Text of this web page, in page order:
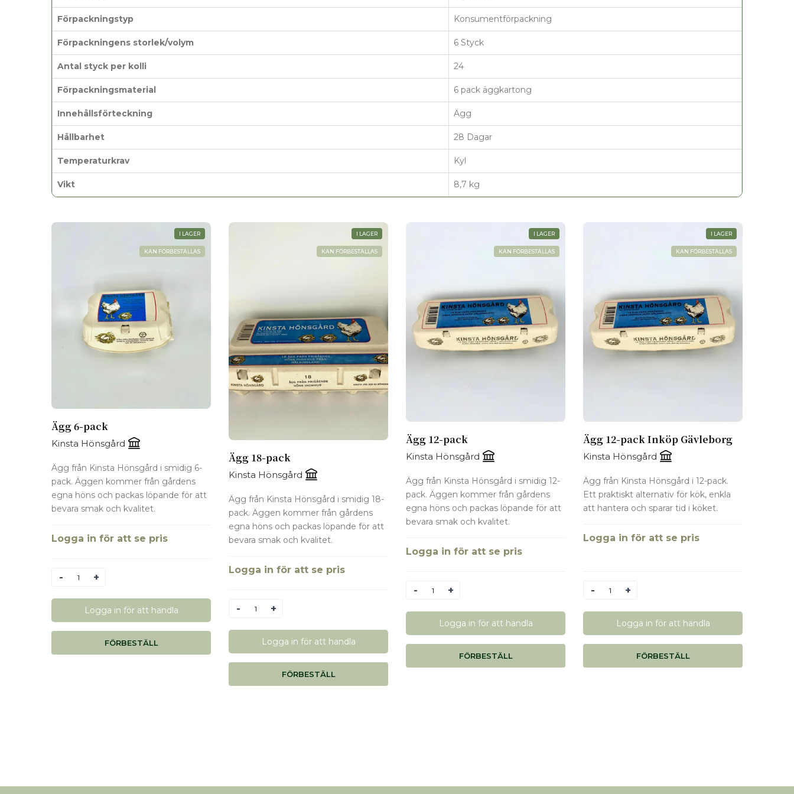
där tradition och utveckling går hand i hand, med
rötterna i gården och blicken framåt, välkommen!
/Susanne
Förpackningstyp Konsumentförpackning
Förpackningens storlek/volym 6 Styck
Antal styck per kolli 24
Förpackningsmaterial 6 pack äggkartong
Innehållsförteckning Ägg
Hållbarhet 28 Dagar
Temperaturkrav Kyl
Vikt 8,7 kg
KAN FÖRBESTÄLLAS
I LAGER
Ägg 6-pack
Kinsta Hönsgård
Ägg från Kinsta Hönsgård i smidig 6-
pack. Äggen kommer från gårdens
egna höns och packas löpande för att
bevara smak och kvalitet.
Logga in för att se pris
Antal
Logga in för att handla
FÖRBESTÄLL
KAN FÖRBESTÄLLAS
I LAGER
Ägg 18-pack
Kinsta Hönsgård
Ägg från Kinsta Hönsgård i smidig 18-
pack. Äggen kommer från gårdens
egna höns och packas löpande för att
bevara smak och kvalitet.
Logga in för att se pris
Antal
Logga in för att handla
FÖRBESTÄLL
KAN FÖRBESTÄLLAS
I LAGER
Ägg 12-pack
Kinsta Hönsgård
Ägg från Kinsta Hönsgård i smidig 12-
pack. Äggen kommer från gårdens
egna höns och packas löpande för att
bevara smak och kvalitet.
Logga in för att se pris
Antal
Logga in för att handla
FÖRBESTÄLL
KAN FÖRBESTÄLLAS
I LAGER
Ägg 12-pack Inköp Gävleborg
Kinsta Hönsgård
Ägg från Kinsta Hönsgård i 12-pack.
Ett praktiskt alternativ för kök, enkla
att hantera och sparar tid i köket.
Logga in för att se pris
Antal
Logga in för att handla
FÖRBESTÄLL